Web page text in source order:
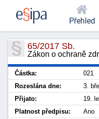
65/2017 Sb.
Zákon o ochraně
Částka: 021
Rozeslána dne:
3.
Přijato:
19.
Platnost předpisu:
Ano
Přehled